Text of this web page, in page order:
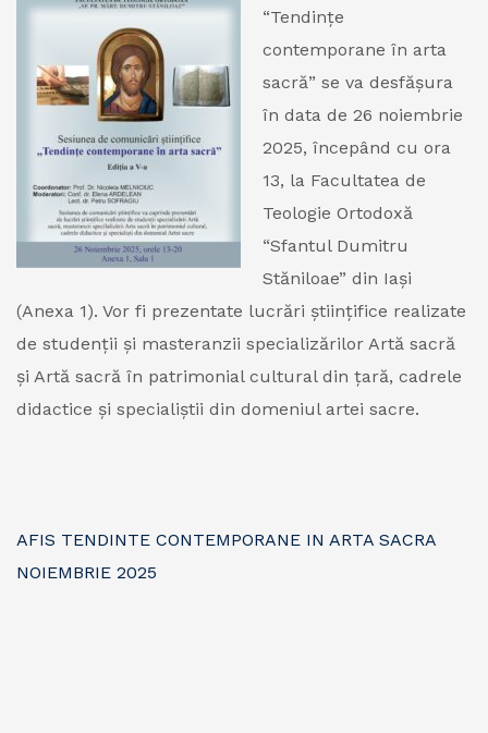
“Tendințe
contemporane în arta
sacră” se va desfășura
în data de 26 noiembrie
2025, începând cu ora
13, la Facultatea de
Teologie Ortodoxă
“Sfantul Dumitru
Stăniloae” din Iași
(Anexa 1). Vor fi prezentate lucrări științifice realizate
de studenții și masteranzii specializărilor Artă sacră
și Artă sacră în patrimonial cultural din țară, cadrele
didactice și specialiștii din domeniul artei sacre.
AFIS TENDINTE CONTEMPORANE IN ARTA SACRA
NOIEMBRIE 2025